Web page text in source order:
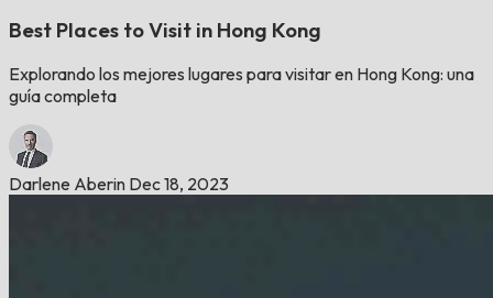
Best Places to Visit in Hong Kong
Explorando los mejores lugares para visitar en Hong Kong: una
guía completa
Darlene Aberin Dec 18, 2023